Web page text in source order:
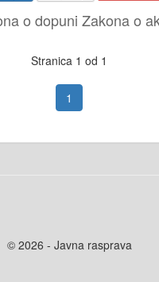
o dopuni Zakona o
Stranica 1 od 1
1
© 2026 - Javna rasprava